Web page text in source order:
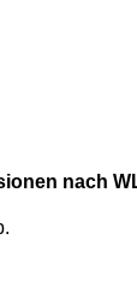
nach